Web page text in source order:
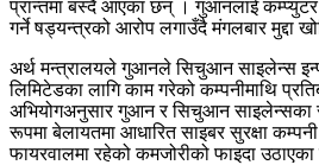
प्रान्तमा बस्दै आएका छन् । गुआनलाई कम्प्युटर
गर्ने षड्यन्त्रको आरोप लगाउँदै मंगलबार मुद्दा
अर्थ मन्त्रालयले गुआनले सिचुआन साइलेन्स
लिमिटेडका लागि काम गरेको कम्पनीमाथि
अभियोगअनुसार गुआन र सिचुआन
रूपमा बेलायतमा आधारित साइबर सुरक्षा
फायरवालमा रहेको कमजोरीको फाइदा उठाएका